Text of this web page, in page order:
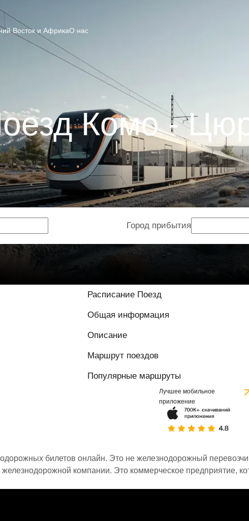
Восток и АфрикаО нас
Комо -
Город прибытия
Расписание Поезд
Общая информация
Описание
Маршрут поездов
Популярные маршруты
Лучшее мобильное
приложение
билетов онлайн. Это не железнодорожный
компании. Это коммерческое предприятие,